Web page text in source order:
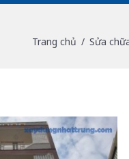
Trang chủ Sửa